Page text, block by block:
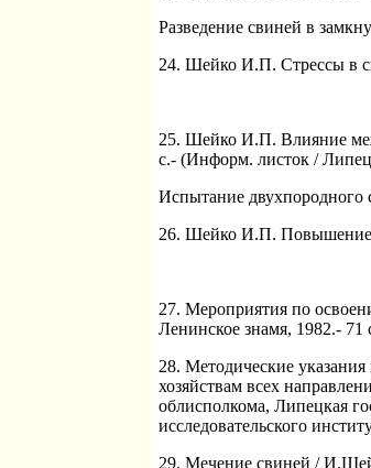
Разведение свиней в
24. Шейко И.П. Стрессы в
25. Шейко И.П. Влияние
с.- (Информ. листок /
Испытание двухпородного
26. Шейко И.П. Повышение
27. Мероприятия по
Ленинское знамя, 1982.- 71
28. Методические
хозяйствам всех
облисполкома, Липецкая
исследовательского
29. Мечение свиней /